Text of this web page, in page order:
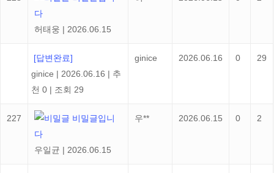
다
허태웅 | 2026.06.15
[답변완료]
ginice | 2026.06.16 | 추
천 0 | 조회 29
ginice 2026.06.16 0 29
227
비밀글입니
다
우일균 | 2026.06.15
우** 2026.06.15 0 2